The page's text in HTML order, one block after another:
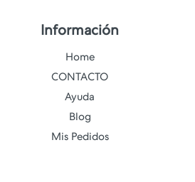
Información
Home
CONTACTO
Ayuda
Blog
Mis Pedidos